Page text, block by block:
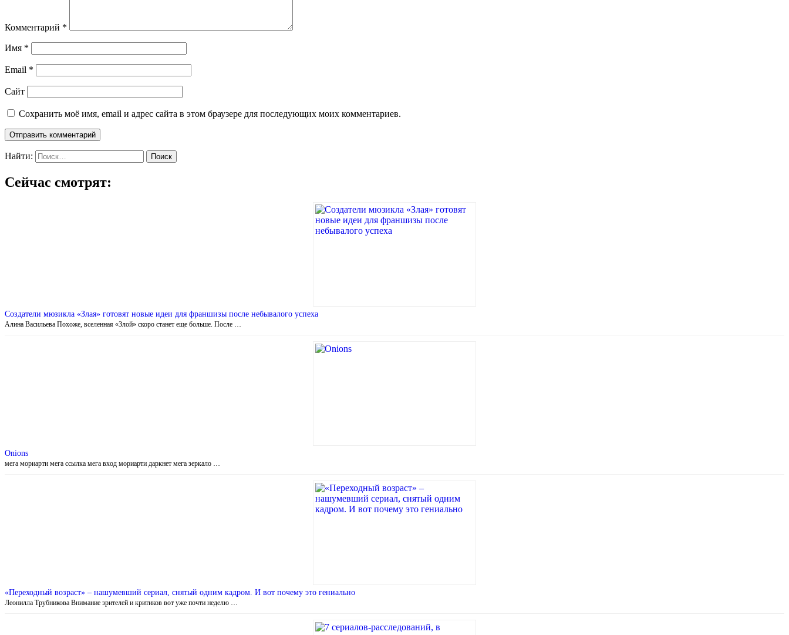
Комментарий *
Имя *
Email *
Сайт
Сохранить моё имя, email и адрес сайта в этом браузере для последующих моих комментариев.
Найти:
Сейчас смотрят:
Создатели мюзикла «Злая» готовят новые идеи для франшизы после небывалого успеха
Алина Васильева Похоже, вселенная «Злой» скоро станет еще больше. После …
Onions
мега мориарти мега ссылка мега вход мориарти даркнет мега зеркало …
«Переходный возраст» – нашумевший сериал, снятый одним кадром. И вот почему это гениально
Леонилла Трубникова Внимание зрителей и критиков вот уже почти неделю …